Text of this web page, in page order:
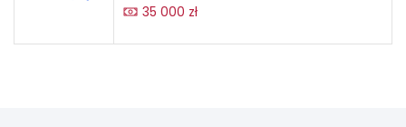
35 000 zł